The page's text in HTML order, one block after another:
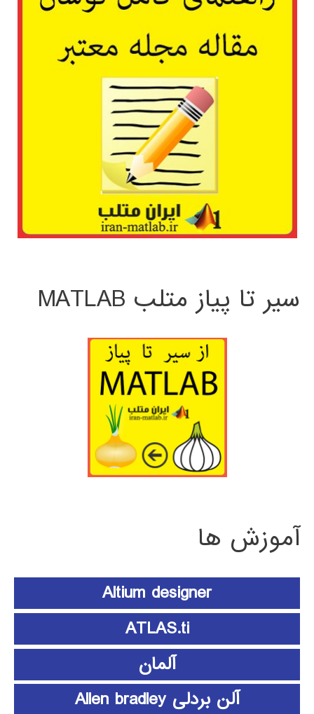
سیر تا پیاز متلب MATLAB
آموزش ها
Altium designer
ATLAS.ti
آلمان
آلن بردلی Allen bradley